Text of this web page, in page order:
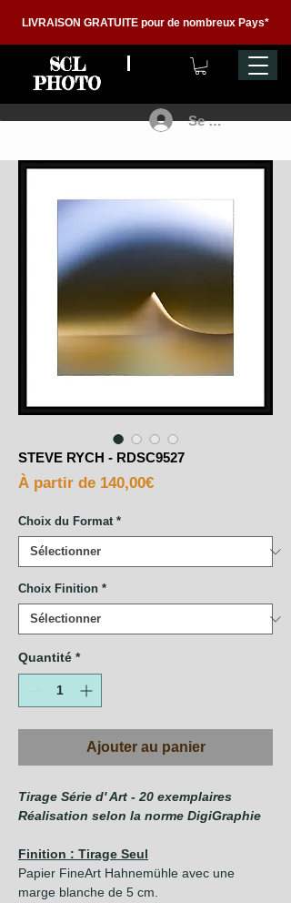
LIVRAISON GRATUITE pour de nombreux Pays*
SCL
PHOTO
Se connecter
STEVE RYCH - RDSC9527
À partir de 140,00€Prix
Choix du Format *
Choix Finition *
Quantité *
Ajouter au panier
Tirage Série d' Art - 20 exemplaires
Réalisation selon la norme DigiGraphie
Finition : Tirage Seul
Papier FineArt Hahnemühle avec une
marge blanche de 5 cm.